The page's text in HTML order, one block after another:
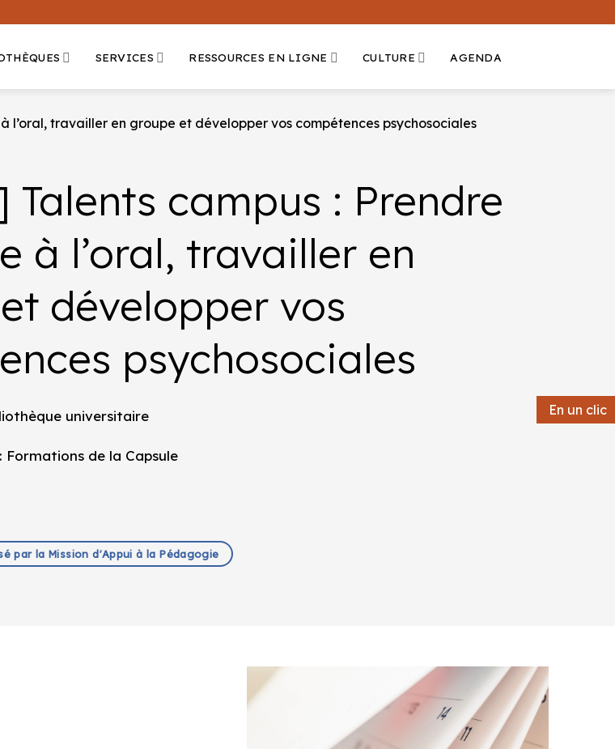
SERVICES RESSOURCES EN LIGNE CULTURE AGENDA
l’oral, travailler en groupe et développer vos compétences psychosociales
Talents campus : Prendre
à l’oral, travailler en
développer vos
psychosociales
universitaire
Formations de la Capsule
par la Mission d'Appui à la Pédagogie
En un clic
En un clic